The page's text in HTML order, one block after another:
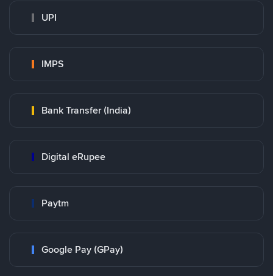
UPI
IMPS
Bank Transfer (India)
Digital eRupee
Paytm
Google Pay (GPay)